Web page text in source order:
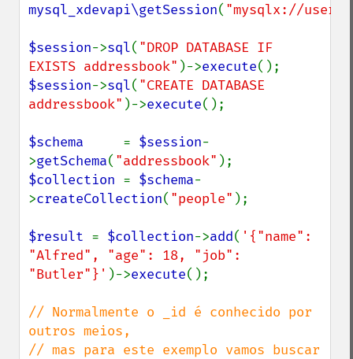
mysql_xdevapi\getSession( "mysqlx://
$session->sql( "DROP DATABASE IF
EXISTS addressbook" )->execute
$session->sql( "CREATE DATABASE
addressbook" )->execute();
$schema = $session-
>getSchema( "addressbook"
$collection = $schema-
>createCollection( "people" );
$result = $collection->add( '{"name":
"Alfred", "age": 18, "job":
"Butler"}' )->execute();
// Normalmente o _id é conhecido por
outros meios,
// mas para este exemplo vamos buscar